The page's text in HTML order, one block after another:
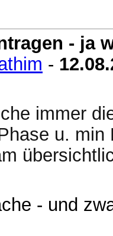
- ja
-
immer
u.
- und